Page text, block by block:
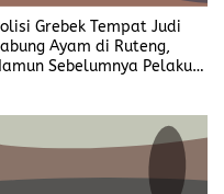
Grebek Tempat Judi
Ayam di Ruteng,
Sebelumnya Pelaku